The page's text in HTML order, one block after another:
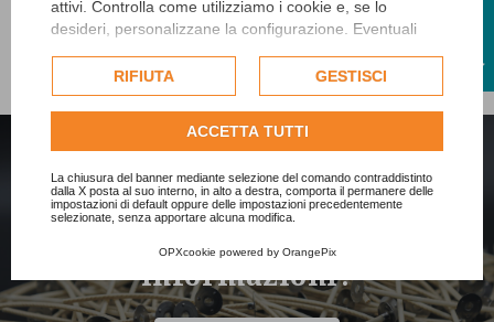
attivi. Controlla come utilizziamo i cookie e, se lo
desideri, personalizzane la configurazione. Eventuali
esclusivamente previa acquisizione del consenso
dell'utente.
Consulta l'informativa cookie completa.
RIFIUTA GESTISCI
ACCETTA TUTTI
La chiusura del banner mediante selezione del comando contraddistinto
dalla X posta al suo interno, in alto a destra, comporta il permanere delle
impostazioni di default oppure delle impostazioni precedentemente
selezionate, senza apportare alcuna modifica.
OPXcookie powered by OrangePix
Hai bisogno di maggiori
informazioni?